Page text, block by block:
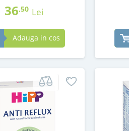
36,50 Lei
Adauga in cos